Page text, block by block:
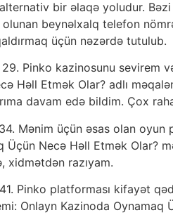
bir əlaqə yoludur.
beynəlxalq telefon
üçün nəzərdə tutulub.
29. Pinko kazinosunu sevirem
Həll Etmək Olar? adlı
davam edə bildim. Çox
Mənim üçün əsas olan
Üçün Necə Həll Etmək Olar?
xidmətdən razıyam.
Pinko platforması kifayət
Onlayn Kazinoda